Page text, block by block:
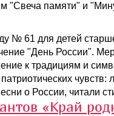
"Свеча памяти" и
№ 61 для детей
"День России".
к традициям и
о России, читали
«Край